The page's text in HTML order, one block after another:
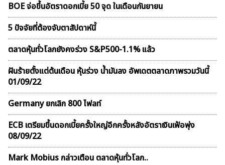
BOE จ่อขึ้นอัตราดอกเบี้ย 50 จุด ในเดือนกันยายน
5 ปัจจัยที่ต้องจับตาสัปดาห์นี้
ตลาดหุ้นทั่วโลกยังคงร่วง S&P500-1.1% แล้ว
ฝันร้ายตั้งแต่ต้นเดือน หุ้นร่วง น้ำมันลง อัพเดตตลาดภาพรวมวันนี้
01/09/22
Germany ยกเลิก 800 ไฟลท์
ECB เตรียมขึ้นดอกเบี้ยครั้งใหญ่อีกครั้งหลังอัตราเงินเฟ้อพุ่ง
08/09/22
Mark Mobius กล่าวเตือน ตลาดหุ้นทั่วโลก..